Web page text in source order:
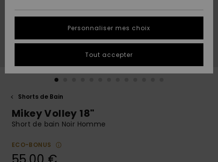
A
Découvrir
A
Découvrir
tailles
plus rapide
à votre
QUIKSILVER
Shorts de Bain
Mikey Volley 18"
Short de bain Noir Homme
ECO-BONUS
Personnaliser mes choix
Tout accepter